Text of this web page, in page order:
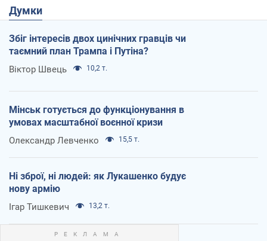
Думки
Збіг інтересів двох цинічних гравців чи
таємний план Трампа і Путіна?
Віктор Швець 10,2 т.
Мінськ готується до функціонування в
умовах масштабної воєнної кризи
Олександр Левченко 15,5 т.
Ні зброї, ні людей: як Лукашенко будує
нову армію
Ігар Тишкевич 13,2 т.